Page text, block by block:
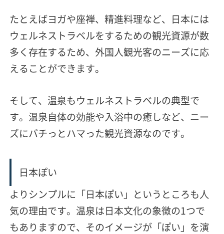
たとえばヨガや座禅、精進料理など、日本には
ウェルネストラベルをするための観光資源が数
多く存在するため、外国人観光客のニーズに応
えることができます。
そして、温泉もウェルネストラベルの典型で
す。温泉自体の効能や入浴中の癒しなど、ニー
ズにバチっとハマった観光資源なのです。
日本ぽい
よりシンプルに「日本ぽい」というところも人
気の理由です。温泉は日本文化の象徴の1つで
もありますので、そのイメージが「ぽい」を演